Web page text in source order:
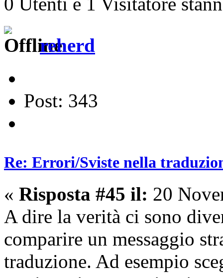
reherd
Post: 343
Re: Errori/Sviste nella
« Risposta #45 il: 20
A dire la verità ci sono
comparire un messaggio
traduzione. Ad esempio